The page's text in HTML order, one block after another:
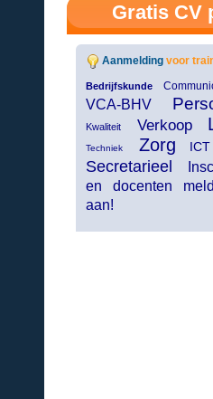
Gratis CV
Aanmelding voor
Bedrijfskunde
VCA-BHV
Kwaliteit Verkoop
Techniek Zorg
Secretarieel
en docenten
aan!